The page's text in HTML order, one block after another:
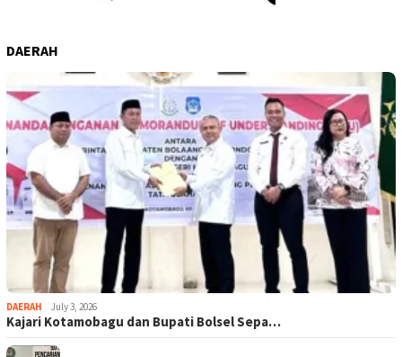
DAERAH
DAERAH July 3, 2026
Kajari Kotamobagu dan Bupati Bolsel Sepa…